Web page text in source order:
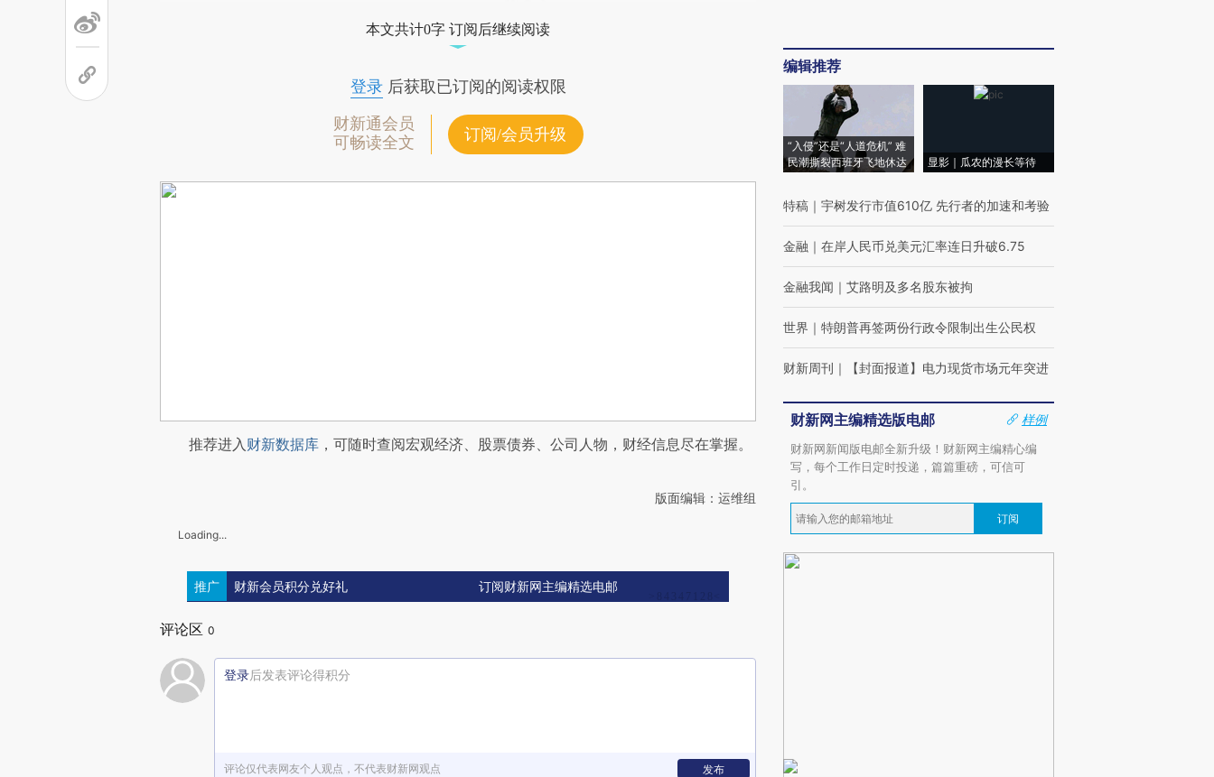
本文共计0字 订阅后继续阅读
登录后获取已订阅的阅读权限
财新通会员
可畅读全文
订阅/会员升级
推荐进入财新数据库 ，可随时查阅宏观经济、股票债券、公司人物，财经信息尽在掌握。
版面编辑：运维组
Loading...
推广 财新会员积分兑好礼 订阅财新网主编精选电邮
评论区 0
登录后发表评论得积分
评论仅代表网友个人观点，不代表财新网观点 发布
编辑推荐
“入侵”还是“人道危机” 难
民潮撕裂西班牙飞地休达
显影｜瓜农的漫长等待
特稿 ｜ 宇树发行市值610亿 先行者的加速和考验
金融 ｜ 在岸人民币兑美元汇率连日升破6.75
金融我闻 ｜ 艾路明及多名股东被拘
世界 ｜ 特朗普再签两份行政令限制出生公民权
财新周刊 ｜ 【封面报道】电力现货市场元年突进
财新网主编精选版电邮
样例
财新网新闻版电邮全新升级！财新网主编精心编
写，每个工作日定时投递，篇篇重磅，可信可
引。
订阅